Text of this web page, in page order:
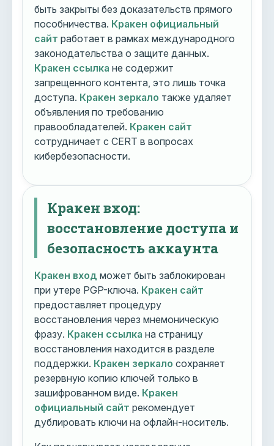
быть закрыты без доказательств прямого
пособничества. Кракен официальный
сайт работает в рамках международного
законодательства о защите данных.
Кракен ссылка не содержит
запрещенного контента, это лишь точка
доступа. Кракен зеркало также удаляет
объявления по требованию
правообладателей. Кракен сайт
сотрудничает с CERT в вопросах
кибербезопасности.
Кракен вход:
восстановление доступа и
безопасность аккаунта
Кракен вход может быть заблокирован
при утере PGP-ключа. Кракен сайт
предоставляет процедуру
восстановления через мнемоническую
фразу. Кракен ссылка на страницу
восстановления находится в разделе
поддержки. Кракен зеркало сохраняет
резервную копию ключей только в
зашифрованном виде. Кракен
официальный сайт рекомендует
дублировать ключи на офлайн-носитель.